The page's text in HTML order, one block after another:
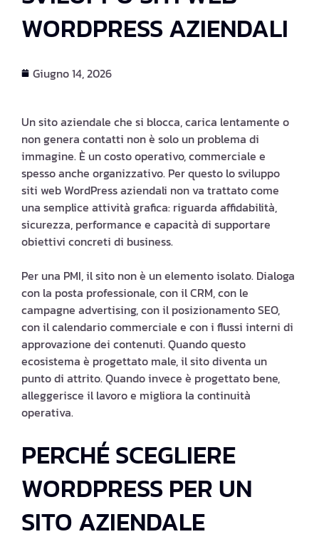
WORDPRESS AZIENDALI
Giugno 14, 2026
Un sito aziendale che si blocca, carica lentamente o
non genera contatti non è solo un problema di
immagine. È un costo operativo, commerciale e
spesso anche organizzativo. Per questo lo sviluppo
siti web WordPress aziendali non va trattato come
una semplice attività grafica: riguarda affidabilità,
sicurezza, performance e capacità di supportare
obiettivi concreti di business.
Per una PMI, il sito non è un elemento isolato. Dialoga
con la posta professionale, con il CRM, con le
campagne advertising, con il posizionamento SEO,
con il calendario commerciale e con i flussi interni di
approvazione dei contenuti. Quando questo
ecosistema è progettato male, il sito diventa un
punto di attrito. Quando invece è progettato bene,
alleggerisce il lavoro e migliora la continuità
operativa.
PERCHÉ SCEGLIERE
WORDPRESS PER UN
SITO AZIENDALE